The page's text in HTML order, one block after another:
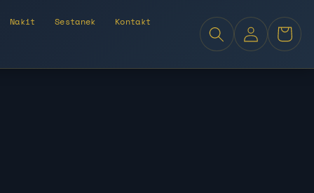
Nakit Sestanek Kontakt
Log
in
Košarica